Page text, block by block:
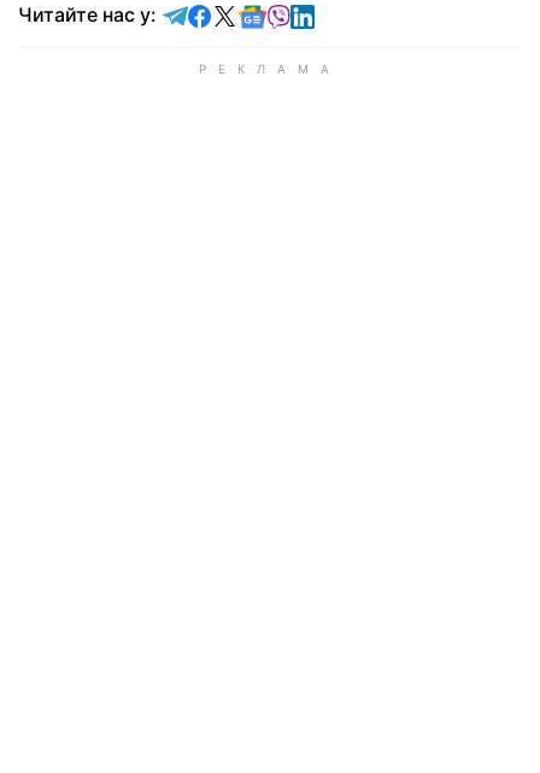
Читайте нас у: Читайте у Telegram
Читайте у Facebook
Читайте у X
Читайте у Google news
Читайте у Viber
Читайте у LinkedIn